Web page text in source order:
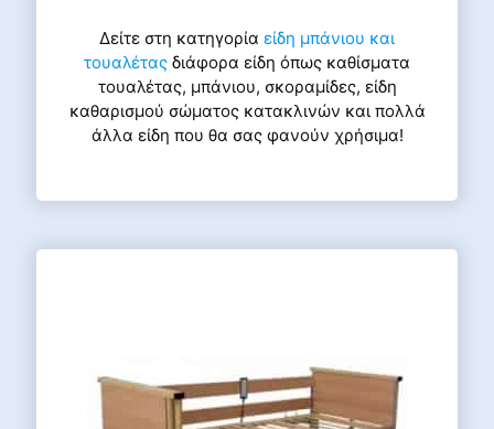
Δείτε στη κατηγορία είδη μπάνιου και
τουαλέτας διάφορα είδη όπως καθίσματα
τουαλέτας, μπάνιου, σκοραμίδες, είδη
καθαρισμού σώματος κατακλινών και πολλά
άλλα είδη που θα σας φανούν χρήσιμα!